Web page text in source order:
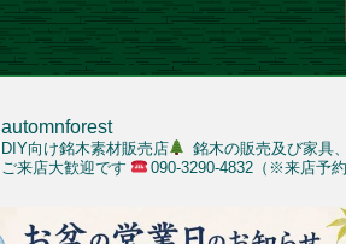
automnforest
DIY向け銘木素材販売店 銘木の販売及び家具
ご来店大歓迎です
090-3290-4832（※来店予